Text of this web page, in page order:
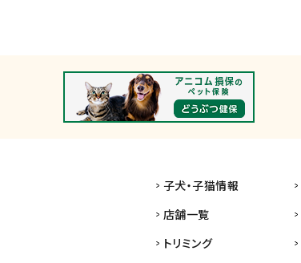
子犬・子猫情報
店舗一覧
トリミング